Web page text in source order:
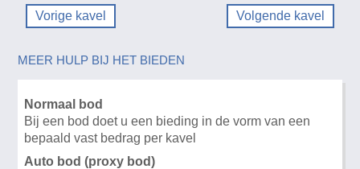
Vorige kavel Volgende kavel
MEER HULP BIJ HET BIEDEN
Normaal bod
Bij een bod doet u een bieding in de vorm van een
bepaald vast bedrag per kavel
Auto bod (proxy bod)